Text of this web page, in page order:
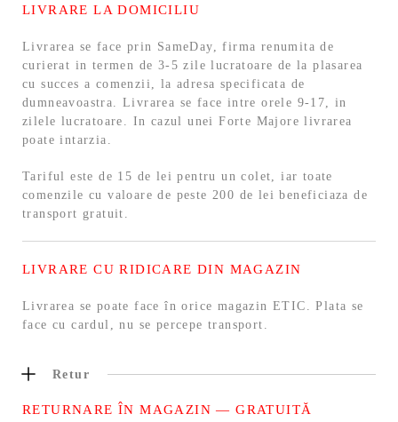
LIVRARE LA DOMICILIU
Livrarea se face prin SameDay, firma renumita de
curierat in termen de 3-5 zile lucratoare de la plasarea
cu succes a comenzii, la adresa specificata de
dumneavoastra. Livrarea se face intre orele 9-17, in
zilele lucratoare. In cazul unei Forte Majore livrarea
poate intarzia.
Tariful este de 15 de lei pentru un colet, iar toate
comenzile cu valoare de peste 200 de lei beneficiaza de
transport gratuit.
LIVRARE CU RIDICARE DIN MAGAZIN
Livrarea se poate face în orice magazin ETIC. Plata se
face cu cardul, nu se percepe transport.
Retur
RETURNARE ÎN MAGAZIN — GRATUITĂ